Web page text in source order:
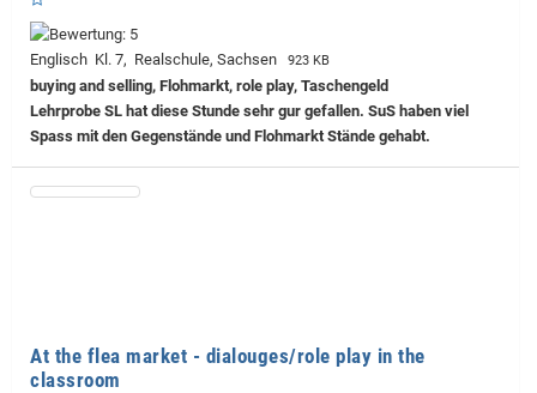
Englisch Kl. 7, Realschule, Sachsen 923 KB
buying and selling, Flohmarkt, role play, Taschengeld
Lehrprobe SL hat diese Stunde sehr gur gefallen. SuS haben viel
Spass mit den Gegenstände und Flohmarkt Stände gehabt.
At the flea market - dialouges/role play in the
classroom